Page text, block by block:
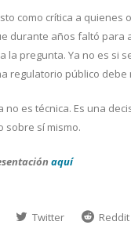
como crítica a quienes
durante años faltó para
la pregunta. Ya no es si
regulatorio público
no es técnica. Es una
sobre sí mismo.
aquí
Twitter Reddit